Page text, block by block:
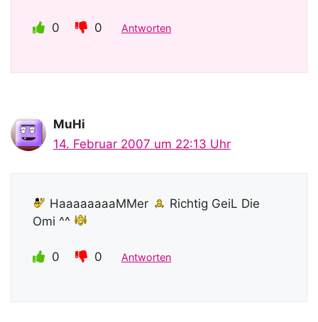
0 0 Antworten
MuHi
14. Februar 2007 um 22:13 Uhr
HaaaaaaaaMMer
Richtig GeiL Die
Omi ^^
0 0 Antworten